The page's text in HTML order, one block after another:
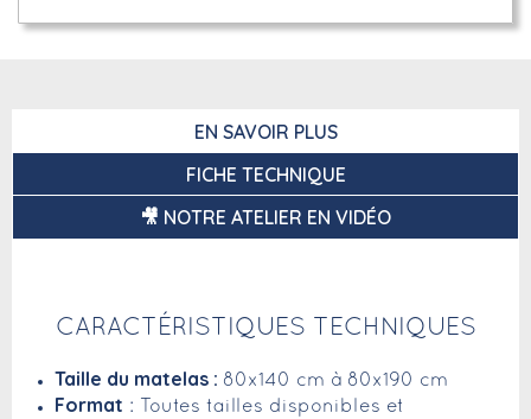
EN SAVOIR PLUS
FICHE TECHNIQUE
🎥 NOTRE ATELIER EN VIDÉO
CARACTÉRISTIQUES TECHNIQUES
Taille du matelas : 80x140 cm à 80x190 cm
Format : Toutes tailles disponibles et